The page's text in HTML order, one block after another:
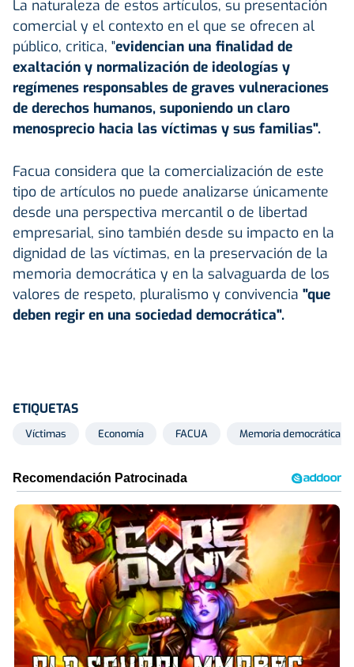
La naturaleza de estos artículos, su presentación
comercial y el contexto en el que se ofrecen al
público, critica, "evidencian una finalidad de
exaltación y normalización de ideologías y
regímenes responsables de graves vulneraciones
de derechos humanos, suponiendo un claro
menosprecio hacia las víctimas y sus familias".
Facua considera que la comercialización de este
tipo de artículos no puede analizarse únicamente
desde una perspectiva mercantil o de libertad
empresarial, sino también desde su impacto en la
dignidad de las víctimas, en la preservación de la
memoria democrática y en la salvaguarda de los
valores de respeto, pluralismo y convivencia "que
deben regir en una sociedad democrática".
ETIQUETAS
Víctimas Economía FACUA Memoria democrática